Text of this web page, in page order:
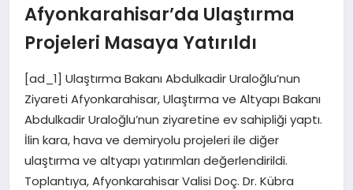
EĞITIM
DÜNYA
EKONOMI
Afyonkarahisar’da Ulaştırma
Projeleri Masaya Yatırıldı
[ad_1] Ulaştırma Bakanı Abdulkadir Uraloğlu’nun
Ziyareti Afyonkarahisar, Ulaştırma ve Altyapı Bakanı
Abdulkadir Uraloğlu’nun ziyaretine ev sahipliği yaptı.
İlin kara, hava ve demiryolu projeleri ile diğer
ulaştırma ve altyapı yatırımları değerlendirildi.
Toplantıya, Afyonkarahisar Valisi Doç. Dr. Kübra